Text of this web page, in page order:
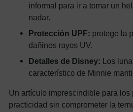
informal para ir a tomar un
nadar.
Protección UPF: protege la
dañinos rayos UV.
Detalles de Disney: Los
característico de Minnie
Un artículo imprescindible para los
practicidad sin comprometer la